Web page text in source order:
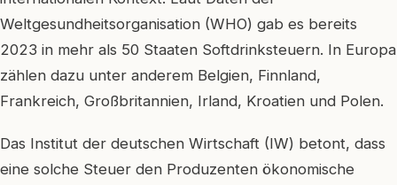
Weltgesundheitsorganisation (WHO) gab es bereits
2023 in mehr als 50 Staaten Softdrinksteuern. In Europa
zählen dazu unter anderem Belgien, Finnland,
Frankreich, Großbritannien, Irland, Kroatien und Polen.
Das Institut der deutschen Wirtschaft (IW) betont, dass
eine solche Steuer den Produzenten ökonomische